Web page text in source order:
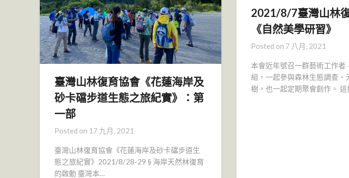
臺灣山林復育協會《花蓮海岸及
砂卡礑步道生態之旅紀實》：第
一部
Posted on 17 九月, 2021
臺灣山林復育協會《花蓮海岸及砂卡礑步道生
態之旅紀實》2021/8/28-29 § 海岸天然林復育
的啟動 臺灣本…
2021/8/7臺灣山林
《自然美學研習》
Posted on 7 八月, 2021
本會近年號召一群藝術工作者
組，一起參與森林生態調查、
樹，也一起定期聚會創作。